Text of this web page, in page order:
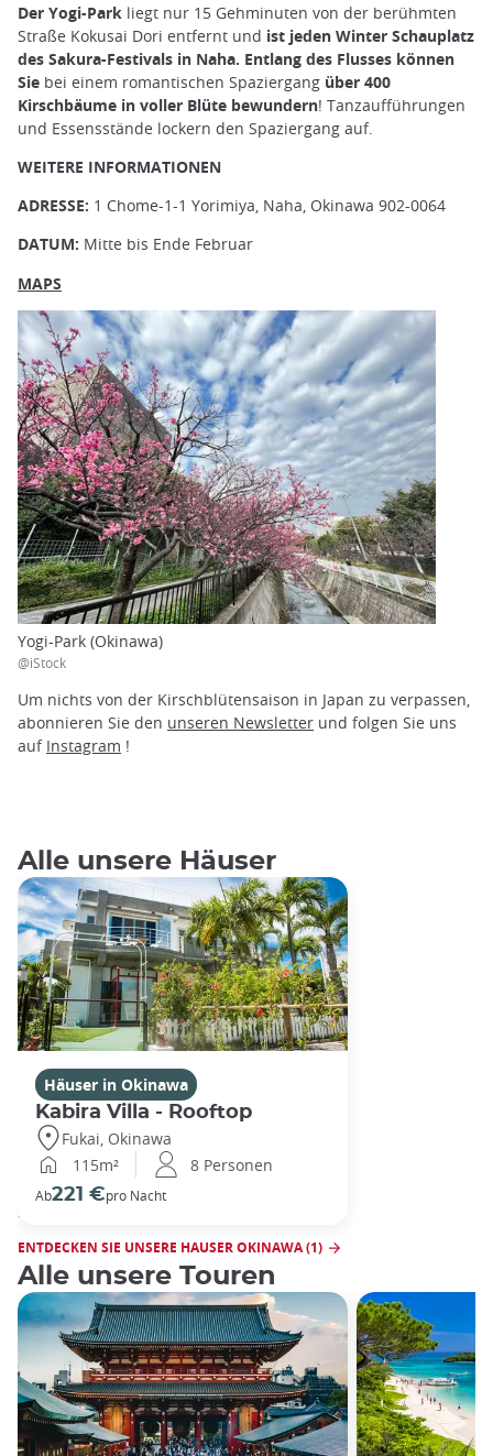
Der Yogi-Park liegt nur 15 Gehminuten von der berühmten
Straße Kokusai Dori entfernt und ist jeden Winter Schauplatz
des Sakura-Festivals in Naha. Entlang des Flusses können
Sie bei einem romantischen Spaziergang über 400
Kirschbäume in voller Blüte bewundern! Tanzaufführungen
und Essensstände lockern den Spaziergang auf.
WEITERE INFORMATIONEN
ADRESSE: 1 Chome-1-1 Yorimiya, Naha, Okinawa 902-0064
DATUM: Mitte bis Ende Februar
MAPS
Yogi-Park (Okinawa)
@iStock
Um nichts von der Kirschblütensaison in Japan zu verpassen,
abonnieren Sie den unseren Newsletter und folgen Sie uns
auf Instagram !
Alle unsere Häuser
Häuser in Okinawa
Kabira Villa - Rooftop
Fukai, Okinawa
115m²
8 Personen
Ab221 €pro Nacht
ENTDECKEN SIE UNSERE HAUSER OKINAWA (1)
Alle unsere Touren